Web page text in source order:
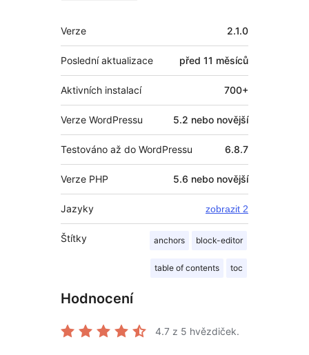
Meta
Verze 2.1.0
Poslední aktualizace před 11 měsíců
Aktivních instalací 700+
Verze WordPressu 5.2 nebo novější
Testováno až do WordPressu 6.8.7
Verze PHP 5.6 nebo novější
Jazyky zobrazit 2
Štítky anchors block-editor
table of contents toc
Hodnocení
4.7 z 5 hvězdiček.